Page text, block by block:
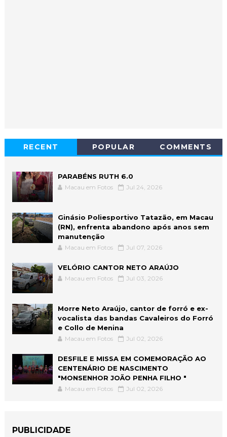
RECENT POPULAR COMMENTS
PARABÉNS RUTH 6.0
Macau em Fotos Jul 24, 2026
Ginásio Poliesportivo Tatazão, em Macau
(RN), enfrenta abandono após anos sem
manutenção
Macau em Fotos Jul 07, 2026
VELÓRIO CANTOR NETO ARAÚJO
Macau em Fotos Jul 03, 2026
Morre Neto Araújo, cantor de forró e ex-
vocalista das bandas Cavaleiros do Forró
e Collo de Menina
Macau em Fotos Jul 02, 2026
DESFILE E MISSA EM COMEMORAÇÃO AO
CENTENÁRIO DE NASCIMENTO
"MONSENHOR JOÃO PENHA FILHO "
Macau em Fotos Jul 02, 2026
PUBLICIDADE